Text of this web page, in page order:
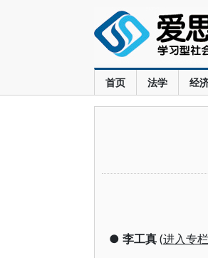
首页 法学 经
● 李工真(进入专栏